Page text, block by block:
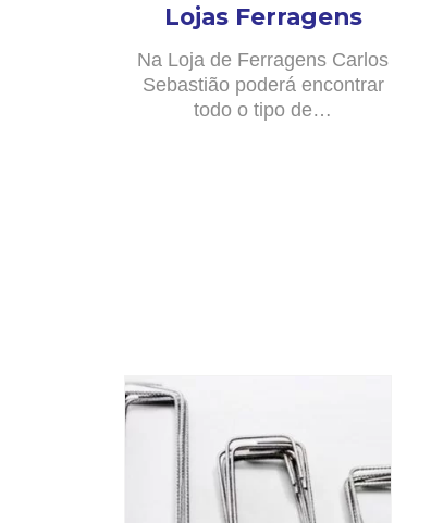
Lojas Ferragens
Na Loja de Ferragens Carlos
Sebastião poderá encontrar
todo o tipo de…